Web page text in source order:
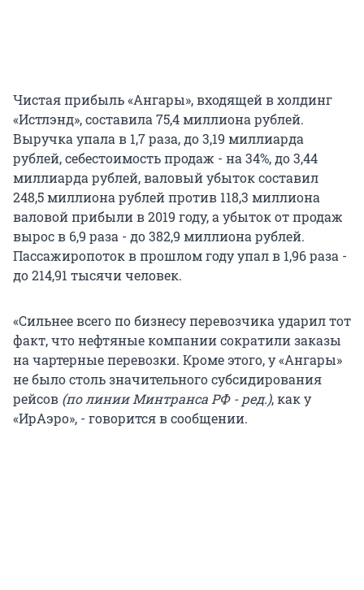
Чистая прибыль «Ангары», входящей в холдинг
«Истлэнд», составила 75,4 миллиона рублей.
Выручка упала в 1,7 раза, до 3,19 миллиарда
рублей, себестоимость продаж - на 34%, до 3,44
миллиарда рублей, валовый убыток составил
248,5 миллиона рублей против 118,3 миллиона
валовой прибыли в 2019 году, а убыток от продаж
вырос в 6,9 раза - до 382,9 миллиона рублей.
Пассажиропоток в прошлом году упал в 1,96 раза -
до 214,91 тысячи человек.
«Сильнее всего по бизнесу перевозчика ударил тот
факт, что нефтяные компании сократили заказы
на чартерные перевозки. Кроме этого, у «Ангары»
не было столь значительного субсидирования
рейсов (по линии Минтранса РФ - ред.), как у
«ИрАэро», - говорится в сообщении.